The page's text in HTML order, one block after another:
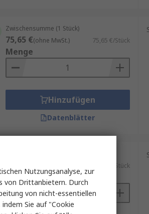
Zwischensumme (1 Stück)
75,65 €(ohne MwSt.) 75,65 €/Stück
Menge
Hinzufügen
Datenblätter
45,45 €/Stück
Menge
Nutzungsanalyse, zur
von Drittanbietern. Durch
von nicht-essentiellen
Sie auf "Cookie